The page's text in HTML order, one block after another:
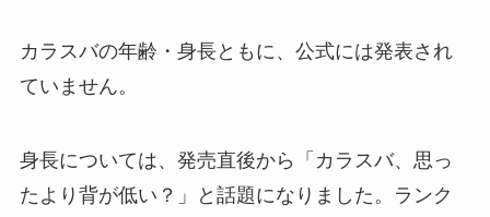
カラスバの年齢・身長ともに、公式には発表され
ていません。
身長については、発売直後から「カラスバ、思っ
たより背が低い？」と話題になりました。ランク